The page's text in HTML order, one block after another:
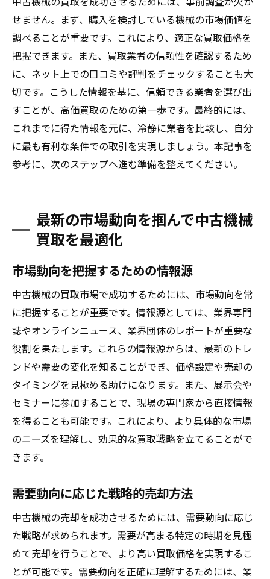
せません。まず、購入を検討している機械の市場価値を
調べることが重要です。これにより、適正な買取価格を
把握できます。また、買取業者の信頼性を確認するため
に、ネット上での口コミや評判をチェックすることも大
切です。こうした情報を基に、信頼できる業者を選び出
すことが、高価買取のための第一歩です。最終的には、
これまでに得た情報を元に、冷静に業者を比較し、自分
に最も有利な条件での取引を実現しましょう。本記事を
参考に、次のステップへ進む準備を整えてください。
最新の市場動向を掴んで中古機械
買取を最適化
市場動向を把握するための情報源
中古機械の買取市場で成功するためには、市場動向を常
に把握することが重要です。情報源としては、業界専門
誌やオンラインニュース、業界団体のレポートが重要な
役割を果たします。これらの情報源からは、最新のトレ
ンドや需要の変化を知ることができ、価格設定や売却の
タイミングを見極める助けになります。また、展示会や
セミナーに参加することで、現場の専門家から直接情報
を得ることも可能です。これにより、より具体的な市場
のニーズを理解し、効果的な買取戦略を立てることがで
きます。
需要動向に応じた戦略的売却方法
中古機械の売却を成功させるためには、需要動向に応じ
た戦略が求められます。需要が高まる特定の時期を見極
めて売却を行うことで、より高い買取価格を実現するこ
とが可能です。需要動向を正確に理解するためには、業